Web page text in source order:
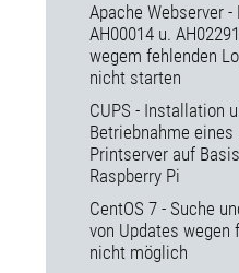
Apache Webserver -
AH00014 u.
wegem fehlenden
nicht starten
CUPS - Installation
Betriebnahme eines
Printserver auf
Raspberry Pi
CentOS 7 - Suche
von Updates wegen
nicht möglich